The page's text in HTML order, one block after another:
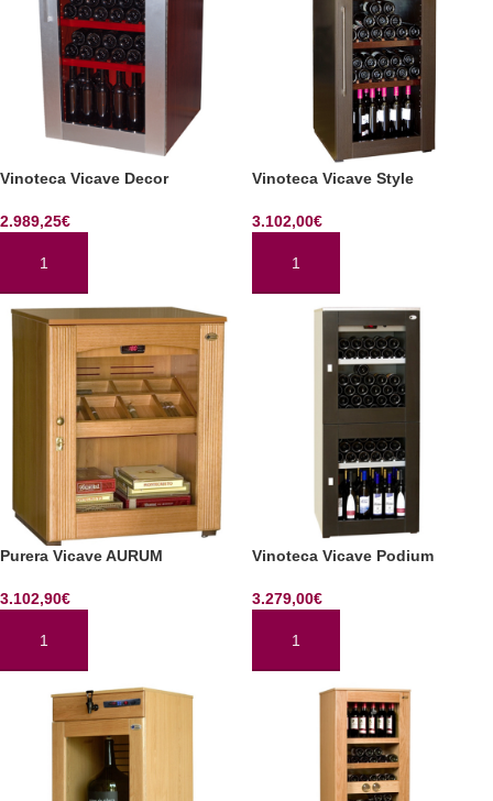
Vinoteca Vicave Decor
2.989,25€
AÑADIR AL CARRITO
Vinoteca Vicave Style
3.102,00€
AÑADIR AL CARRITO
Purera Vicave AURUM
3.102,90€
AÑADIR AL CARRITO
Vinoteca Vicave Podium
3.279,00€
AÑADIR AL CARRITO